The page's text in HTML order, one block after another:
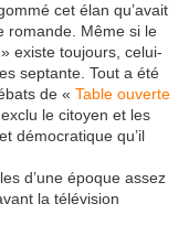
cet élan qu’avait
romande. Même si le
existe toujours, celui-
septante. Tout a été
de « Table ouverte
le citoyen et les
démocratique qu’il
d’une époque assez
la télévision